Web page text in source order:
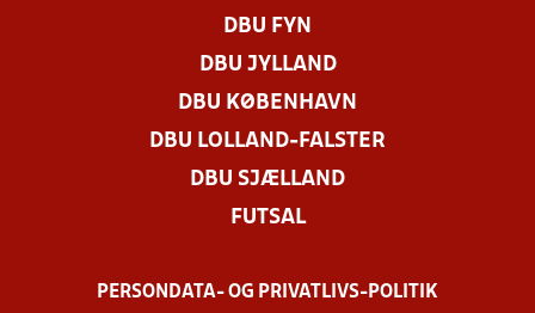
DBU FYN
DBU JYLLAND
DBU KØBENHAVN
DBU LOLLAND-FALSTER
DBU SJÆLLAND
FUTSAL
PERSONDATA- OG PRIVATLIVS-POLITIK